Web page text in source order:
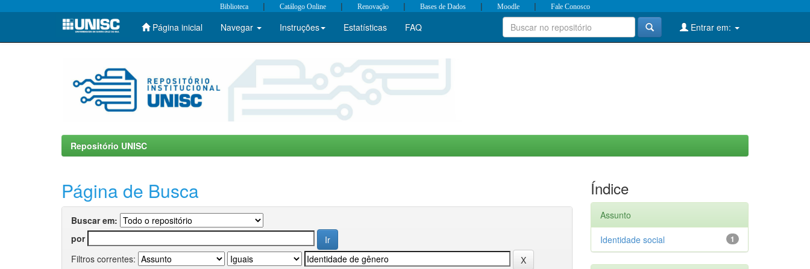
Skip
Biblioteca | Catálogo Online | Renovação | Bases de Dados | Moodle | Fale Conosco
Página inicial Navegar Instruções Estatísticas FAQ Entrar em:
Repositório UNISC
Página de Busca
Buscar em:
por
Filtros correntes:
Índice
Assunto
1
Identidade social